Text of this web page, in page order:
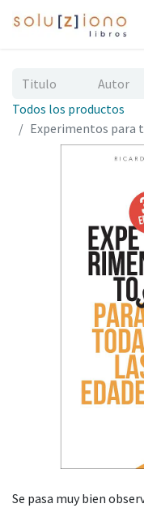
Todos los productos
Experimentos para
Se pasa muy bien